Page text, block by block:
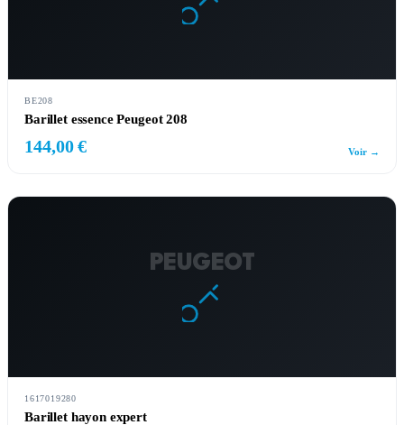
BE208
Barillet essence Peugeot 208
144,00 € Voir →
PEUGEOT
1617019280
Barillet hayon expert